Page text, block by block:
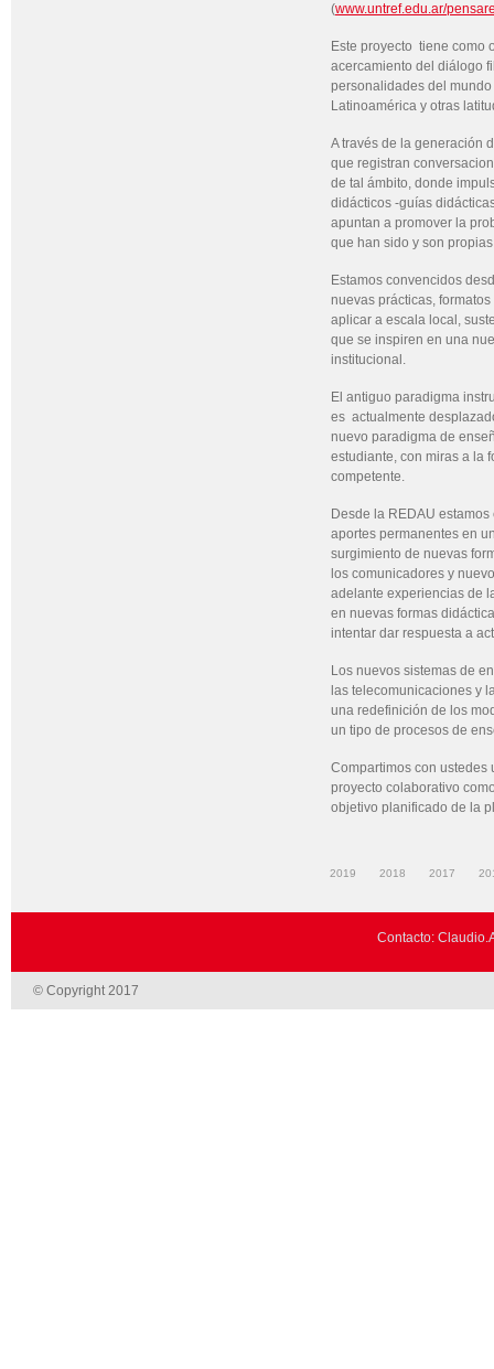
(www.untref.edu.ar/
Este proyecto tiene como
acercamiento del diálogo
personalidades del
Latinoamérica y otras
A través de la generación
que registran
de tal ámbito, donde
didácticos -guías
apuntan a promover la
que han sido y son
Estamos convencidos
nuevas prácticas,
aplicar a escala local,
que se inspiren en una
institucional.
El antiguo paradigma
es actualmente
nuevo paradigma de
estudiante, con miras a la
competente.
Desde la REDAU
aportes permanentes en
surgimiento de nuevas
los comunicadores y
adelante experiencias de
en nuevas formas
intentar dar respuesta a
Los nuevos sistemas de
las telecomunicaciones y
una redefinición de los
un tipo de procesos de
Compartimos con
proyecto colaborativo
objetivo planificado de la
2019 2018 2017
Contacto:
© Copyright 2017